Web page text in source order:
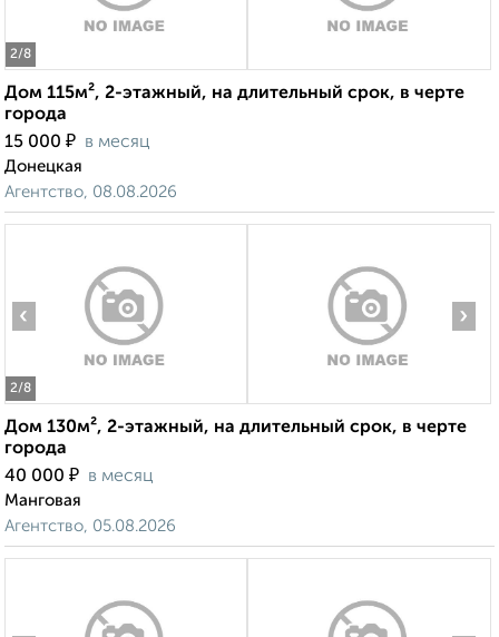
2/8
Дом 115м², 2-этажный, на длительный срок, в черте
города
15 000 ₽ в месяц
Донецкая
Агентство, 08.08.2026
2/8
‹ ›
Дом 130м², 2-этажный, на длительный срок, в черте
города
40 000 ₽ в месяц
Манговая
Агентство, 05.08.2026